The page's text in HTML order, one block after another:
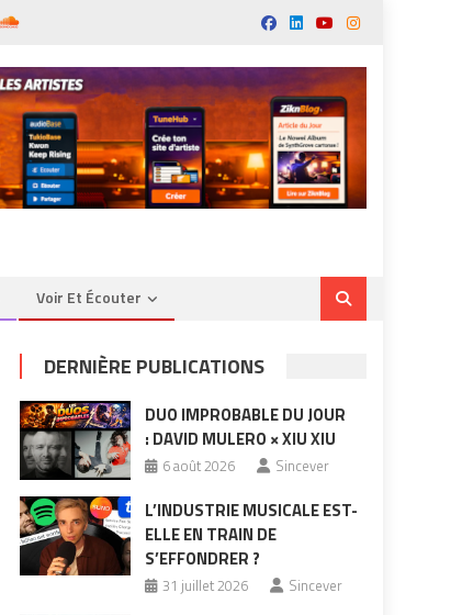
Voir Et Écouter
DERNIÈRE PUBLICATIONS
DUO IMPROBABLE DU JOUR
: DAVID MULERO × XIU XIU
6 août 2026 Sincever
L’INDUSTRIE MUSICALE EST-
ELLE EN TRAIN DE
S’EFFONDRER ?
31 juillet 2026 Sincever